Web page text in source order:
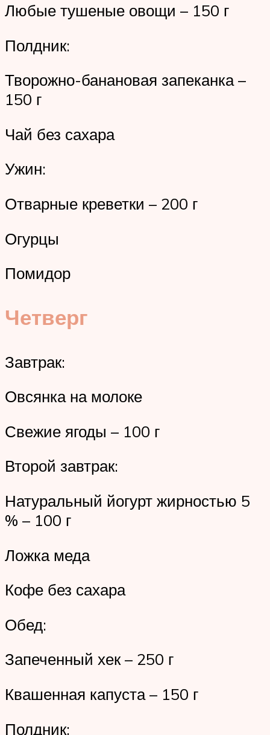
Любые тушеные овощи – 150 г
Полдник:
Творожно-банановая запеканка –
150 г
Чай без сахара
Ужин:
Отварные креветки – 200 г
Огурцы
Помидор
Четверг
Завтрак:
Овсянка на молоке
Свежие ягоды – 100 г
Второй завтрак:
Натуральный йогурт жирностью 5
% – 100 г
Ложка меда
Кофе без сахара
Обед:
Запеченный хек – 250 г
Квашенная капуста – 150 г
Полдник: